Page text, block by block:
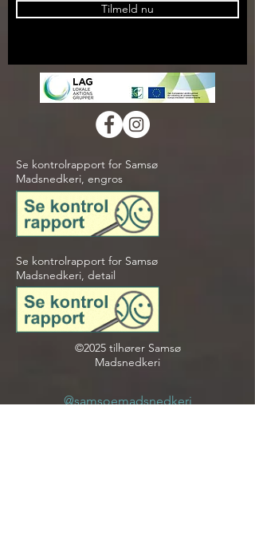
Tilmeld nu
Se kontrolrapport for Samsø
Madsnedkeri, engros
Se kontrolrapport for Samsø
Madsnedkeri, detail
©2025 tilhører Samsø
Madsnedkeri
@samsoemadsnedkeri